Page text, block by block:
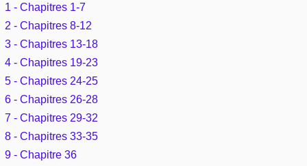
Sujets d'actualité
Librairies, éditeurs
Autres sites chrétiens
Outils
Écoutez la Bible
Rechercher (concordance)
Au sujet de la Bible
Études et commentaires par passage
Versets Classés
Tous les sujets
La Bible
L'Évangile, le Salut
Mort, résurrection
Études et commentaires par passage
Personnages bibliques
Édification
Rechercher dans le site
Sujets de A à Z
Sommaires
1 - Chapitres 1-7
2 - Chapitres 8-12
3 - Chapitres 13-18
4 - Chapitres 19-23
5 - Chapitres 24-25
6 - Chapitres 26-28
7 - Chapitres 29-32
8 - Chapitres 33-35
9 - Chapitre 36